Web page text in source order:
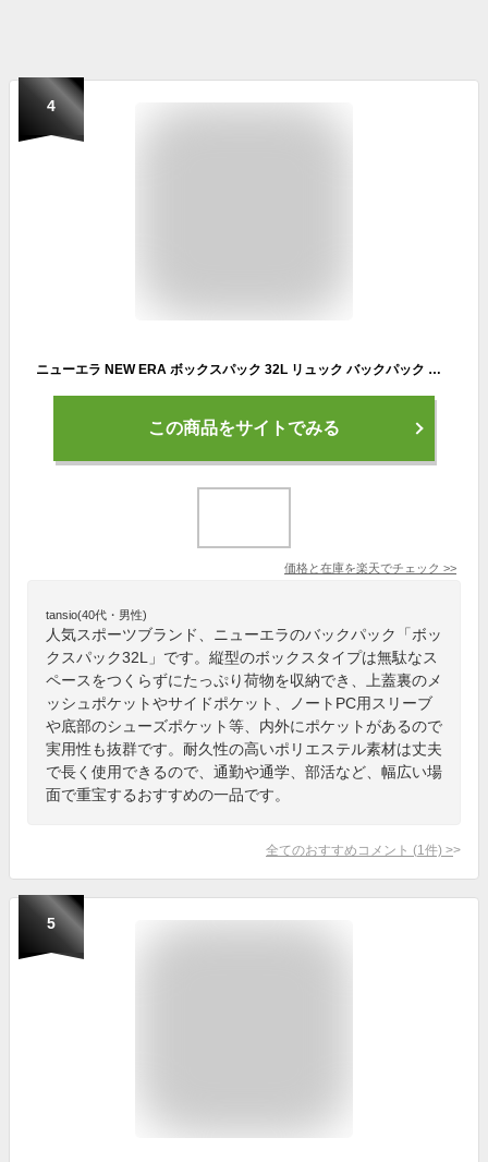
4
ニューエラ NEW ERA ボックスパック 32L リュック バックパック メンズ レディース ユニセックス カジュアル バッグ リュック 通勤 通学 アウトドア 旅行 13529453 13529455 13772578 13772579
この商品をサイトでみる
価格と在庫を楽天でチェック >>
tansio(40代・男性)
人気スポーツブランド、ニューエラのバックパック「ボッ
クスパック32L」です。縦型のボックスタイプは無駄なス
ペースをつくらずにたっぷり荷物を収納でき、上蓋裏のメ
ッシュポケットやサイドポケット、ノートPC用スリーブ
や底部のシューズポケット等、内外にポケットがあるので
実用性も抜群です。耐久性の高いポリエステル素材は丈夫
で長く使用できるので、通勤や通学、部活など、幅広い場
面で重宝するおすすめの一品です。
全てのおすすめコメント (1 件) >
5